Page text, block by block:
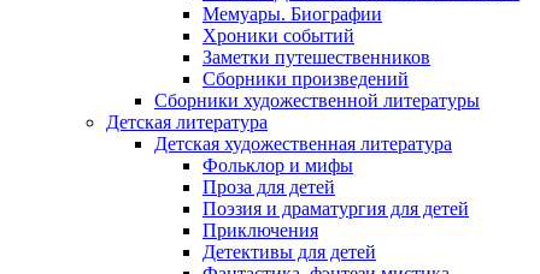
Мемуары. Биографии
Хроники событий
Заметки путешественников
Сборники произведений
Сборники художественной литературы
Детская литература
Детская художественная литература
Фольклор и мифы
Проза для детей
Поэзия и драматургия для детей
Приключения
Детективы для детей